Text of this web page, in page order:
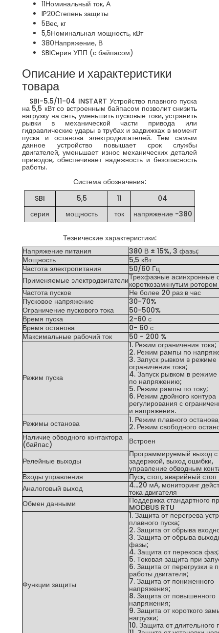
11Номинальный ток, А
IP20Степень защиты
5Вес, кг
5,5Номинальная мощность, кВт
380Напряжение, В
SBIСерия УПП (с байпасом)
Описание и характеристики
товара
SBI-5.5/11-04 INSTART Устройство плавного пуска
на 5,5 кВт со встроенным байпасом позволит снизить
нагрузку на сеть, уменьшить пусковые токи, устранить
рывки в механической части привода или
гидравлические удары в трубах и задвижках в момент
пуска и останова электродвигателей. Тем самым
данное устройство повышает срок службы
двигателей, уменьшает износ механических деталей
приводов, обеспечивает надежность и безопасность
работы.
Система обозначения:
SBI
5,5 11
04
серия
мощность ток напряжение -380
Тезнические характеристики:
Напряжение питания
380 В ± 15%, 3 фазы;
Мощность
5,5 кВт
Частота электропитания
50/60 Гц
Применяемые электродвигателиТрехфазные асинхронные
короткозамкнутым ротором
Частота пусков
Не более 20 раз в час
Пусковое напряжение
30-70%
Ограничение пускового тока
50-500%
Время пуска
2-60 с
Время останова
0- 60 с
Максимальные рабочий ток
50 - 200 %
Режим пуска
1. Режим ограничения тока;
2. Режим рампы по
3. Запуск рывком в режиме
ограничения тока;
4. Запуск рывком в
по напряжению;
5. Режим рампы по току;
6. Режим двойного контура
регулирования с
и напряжения.
Режимы останова
1. Режим плавного
2. Режим свободного
Наличие обводного контактора
(байпас) Встроен
Релейные выходы
Программируемый выход с
задержкой, выход ошибки,
управление обводным
Входы управления
Пуск, стоп, аварийный стоп
Аналоговый выход
4…20 мА, мониторинг
тока двигателя
Обмен данными
Поддержка стандартного
MODBUS RTU
Функции защиты
1. Защита от перегрева
плавного пуска;
2. Защита от обрыва
3. Защита от обрыва
фазы;
4. Защита от перекоса фаз;
5. Токовая защита при
6. Защита от перегрузки в
работы двигателя;
7. Защита от пониженного
напряжения;
8. Защита от повышенного
напряжения;
9. Защита от короткого
нагрузки;
10. Защита от длительного